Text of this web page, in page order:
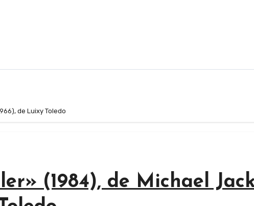
de Luixy Toledo
(1984), de Michael